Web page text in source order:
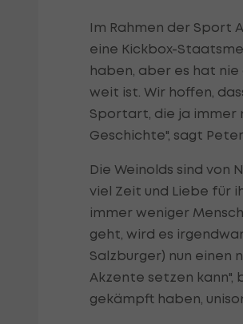
Im Rahmen der Sport
eine Kickbox-
haben, aber es hat
weit ist. Wir hoffen,
Sportart, die ja immer
Geschichte", sagt
Die Weinolds sind
viel Zeit und Liebe für
immer weniger
geht, wird es
Salzburger) nun einen
Akzente setzen kann",
gekämpft haben,